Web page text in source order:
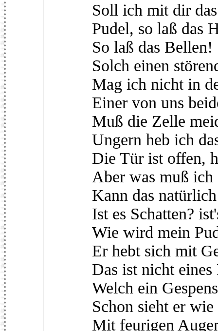
Soll ich mit dir
Pudel, so laß das
So laß das Bellen!
Solch einen
Mag ich nicht in
Einer von uns
Muß die Zelle
Ungern heb ich
Die Tür ist offen,
Aber was muß ich
Kann das
Ist es Schatten?
Wie wird mein
Er hebt sich mit
Das ist nicht
Welch ein
Schon sieht er
Mit feurigen